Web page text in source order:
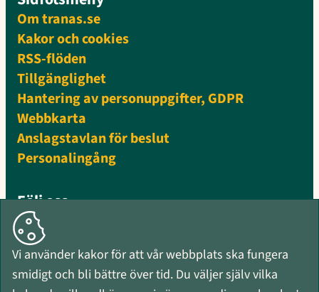
Om tranas.se
Kakor och cookies
RSS-flöden
Tillgänglighet
Hantering av personuppgifter, GDPR
Webbkarta
Anslagstavlan för beslut
Personalingång
Följ oss
Facebook
Instagram
Mynewsdesk
RSS-flöden
Vi använder kakor för att vår webbplats ska fungera
smidigt och bli bättre över tid. Du väljer själv vilka